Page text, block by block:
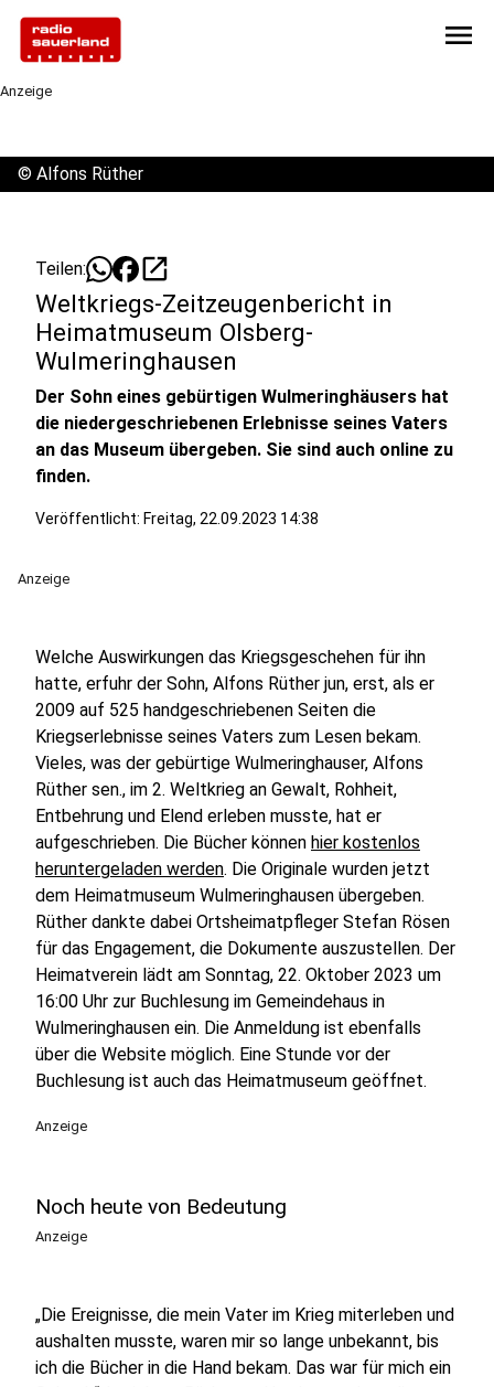
menu
Anzeige
© Alfons Rüther
Teilen: open_in_new
Weltkriegs-Zeitzeugenbericht in
Heimatmuseum Olsberg-
Wulmeringhausen
Der Sohn eines gebürtigen Wulmeringhäusers hat
die niedergeschriebenen Erlebnisse seines Vaters
an das Museum übergeben. Sie sind auch online zu
finden.
Veröffentlicht: Freitag, 22.09.2023 14:38
Anzeige
Welche Auswirkungen das Kriegsgeschehen für ihn
hatte, erfuhr der Sohn, Alfons Rüther jun, erst, als er
2009 auf 525 handgeschriebenen Seiten die
Kriegserlebnisse seines Vaters zum Lesen bekam.
Vieles, was der gebürtige Wulmeringhauser, Alfons
Rüther sen., im 2. Weltkrieg an Gewalt, Rohheit,
Entbehrung und Elend erleben musste, hat er
aufgeschrieben. Die Bücher können hier kostenlos
heruntergeladen werden. Die Originale wurden jetzt
dem Heimatmuseum Wulmeringhausen übergeben.
Rüther dankte dabei Ortsheimatpfleger Stefan Rösen
für das Engagement, die Dokumente auszustellen. Der
Heimatverein lädt am Sonntag, 22. Oktober 2023 um
16:00 Uhr zur Buchlesung im Gemeindehaus in
Wulmeringhausen ein. Die Anmeldung ist ebenfalls
über die Website möglich. Eine Stunde vor der
Buchlesung ist auch das Heimatmuseum geöffnet.
Anzeige
Noch heute von Bedeutung
Anzeige
„Die Ereignisse, die mein Vater im Krieg miterleben und
aushalten musste, waren mir so lange unbekannt, bis
ich die Bücher in die Hand bekam. Das war für mich ein